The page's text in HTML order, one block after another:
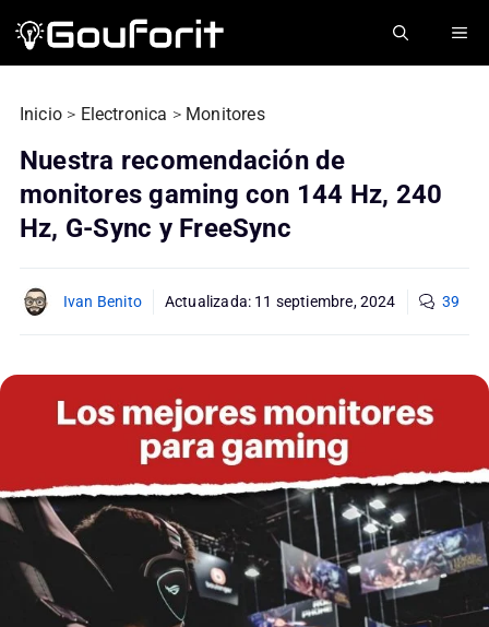
Inicio > Electronica > Monitores
Nuestra recomendación de
monitores gaming con 144 Hz, 240
Hz, G-Sync y FreeSync
Ivan Benito Actualizada: 11 septiembre, 2024 39